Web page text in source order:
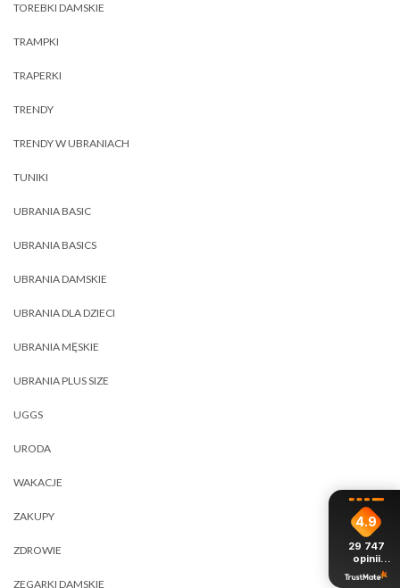
TOREBKI DAMSKIE
TRAMPKI
TRAPERKI
TRENDY
TRENDY W UBRANIACH
TUNIKI
UBRANIA BASIC
UBRANIA BASICS
UBRANIA DAMSKIE
UBRANIA DLA DZIECI
UBRANIA MĘSKIE
UBRANIA PLUS SIZE
UGGS
URODA
WAKACJE
ZAKUPY
ZDROWIE
ZEGARKI DAMSKIE
4.9
29 747
opinii
z całego
okresu